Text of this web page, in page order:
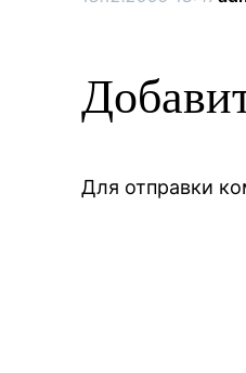
Для отправки